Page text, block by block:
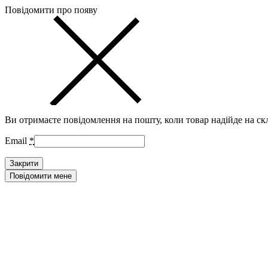
Повідомити про появу
Ви отримаєте повідомлення на пошту, коли товар надійде на
Email *
Закрити
Повідомити мене